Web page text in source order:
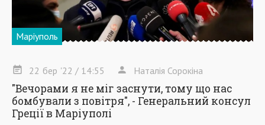
Маріуполь
22 бер '22 / 14:55 Наталія Сорокіна
"Вечорами я не міг заснути, тому що нас
бомбували з повітря", - Генеральний консул
Греції в Маріуполі